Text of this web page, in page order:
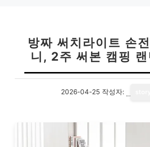
방짜 써치라이트 손
니, 2주 써본 캠핑 랜
2026-04-25 작성자: